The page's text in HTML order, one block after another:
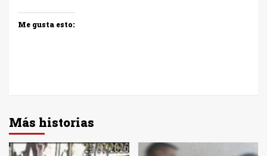
Me gusta esto:
Más historias